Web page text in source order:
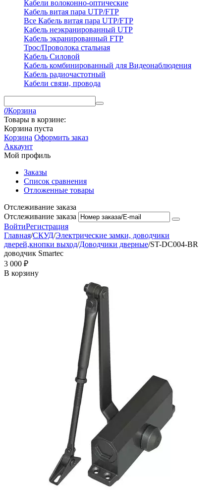
Кабели волоконно-оптические
Кабель витая пара UTP/FTP
Все Кабель витая пара UTP/FTP
Кабель неэкранированный UTP
Кабель экранированный FTP
Трос/Проволока стальная
Кабель Силовой
Кабель комбинированный для Видеонаблюдения
Кабель радиочастотный
Кабели связи, провода
0Корзина
Товары в корзине:
Корзина пуста
Корзина Оформить заказ
Аккаунт
Мой профиль
Заказы
Список сравнения
Отложенные товары
Отслеживание заказа
Отслеживание заказа
ВойтиРегистрация
Главная/СКУД/Электрические замки, доводчики
дверей,кнопки выход/Доводчики дверные/ST-DC004-BR
доводчик Smartec
3 000 ₽
В корзину